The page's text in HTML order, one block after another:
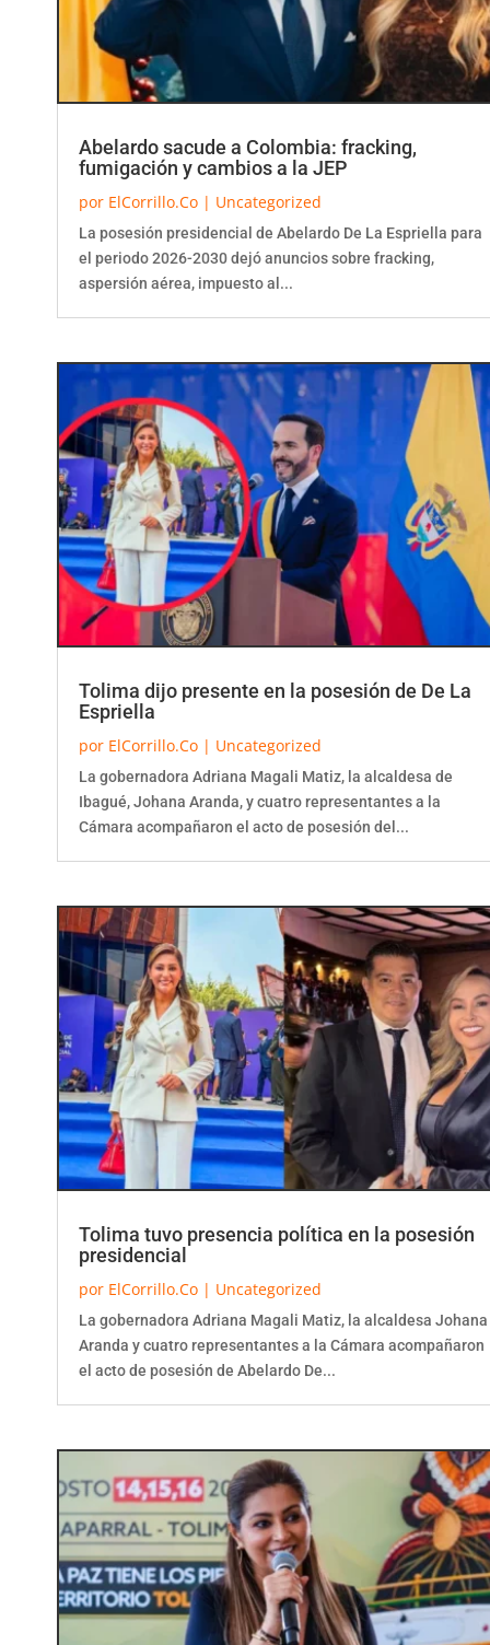
Abelardo sacude a Colombia: fracking,
fumigación y cambios a la JEP
el periodo 2026-2030 dejó anuncios sobre fracking,
aspersión aérea, impuesto al...
Tolima dijo presente en la posesión de De La
Espriella
Ibagué, Johana Aranda, y cuatro representantes a la
Cámara acompañaron el acto de posesión del...
Tolima tuvo presencia política en la posesión
presidencial
Aranda y cuatro representantes a la Cámara acompañaron
el acto de posesión de Abelardo De...